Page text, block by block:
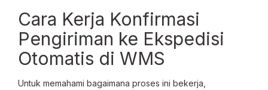
Cara Kerja Konfirmasi
Pengiriman ke Ekspedisi
Otomatis di WMS
Untuk memahami bagaimana proses ini bekerja,